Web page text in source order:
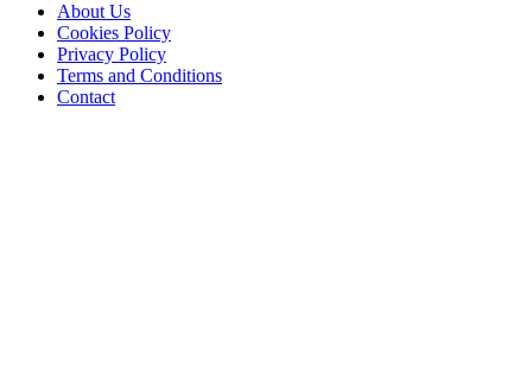
About Us
Cookies Policy
Privacy Policy
Terms and Conditions
Contact